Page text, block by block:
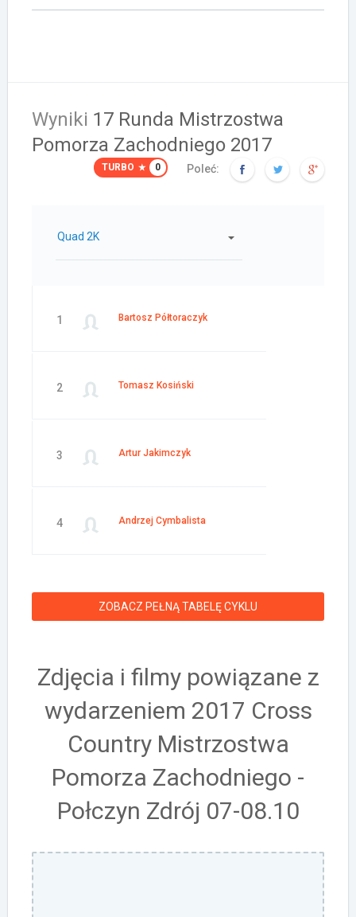
Wyniki 17 Runda Mistrzostwa
Pomorza Zachodniego 2017
TURBO 0 Poleć:
Quad 2K
1 Bartosz Półtoraczyk
2 Tomasz Kosiński
3 Artur Jakimczyk
4 Andrzej Cymbalista
ZOBACZ PEŁNĄ TABELĘ CYKLU
Zdjęcia i filmy powiązane z
wydarzeniem 2017 Cross
Country Mistrzostwa
Pomorza Zachodniego -
Połczyn Zdrój 07-08.10